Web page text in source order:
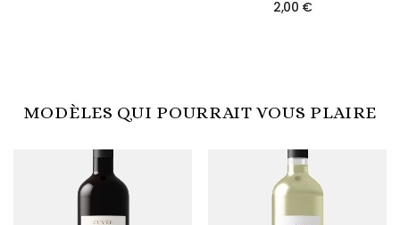
2,00 €
MODÈLES QUI POURRAIT VOUS PLAIRE